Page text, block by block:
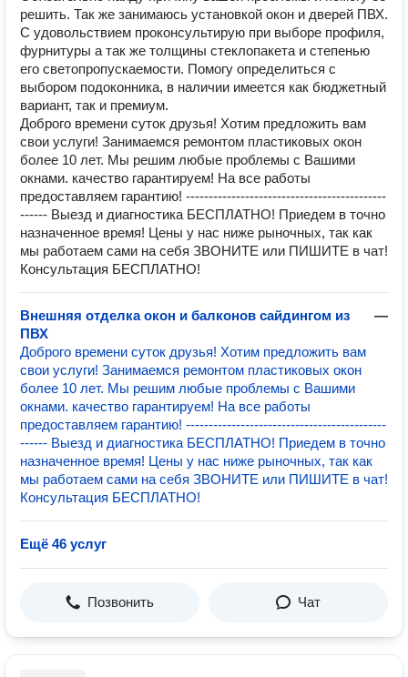
решить. Так же занимаюсь установкой окон и дверей ПВХ.
С удовольствием проконсультирую при выборе профиля,
фурнитуры а так же толщины стеклопакета и степенью
его светопропускаемости. Помогу определиться с
выбором подоконника, в наличии имеется как бюджетный
вариант, так и премиум.
Доброго времени суток друзья! Хотим предложить вам
свои услуги! Занимаемся ремонтом пластиковых окон
более 10 лет. Мы решим любые проблемы с Вашими
окнами. качество гарантируем! На все работы
предоставляем гарантию! --------------------------------------------
------ Выезд и диагностика БЕСПЛАТНО! Приедем в точно
назначенное время! Цены у нас ниже рыночных, так как
мы работаем сами на себя ЗВОНИТЕ или ПИШИТЕ в чат!
Консультация БЕСПЛАТНО!
Внешняя отделка окон и балконов сайдингом из
ПВХ
—
Доброго времени суток друзья! Хотим предложить вам
свои услуги! Занимаемся ремонтом пластиковых окон
более 10 лет. Мы решим любые проблемы с Вашими
окнами. качество гарантируем! На все работы
предоставляем гарантию! --------------------------------------------
------ Выезд и диагностика БЕСПЛАТНО! Приедем в точно
назначенное время! Цены у нас ниже рыночных, так как
мы работаем сами на себя ЗВОНИТЕ или ПИШИТЕ в чат!
Консультация БЕСПЛАТНО!
Ещё 46 услуг
Позвонить Чат